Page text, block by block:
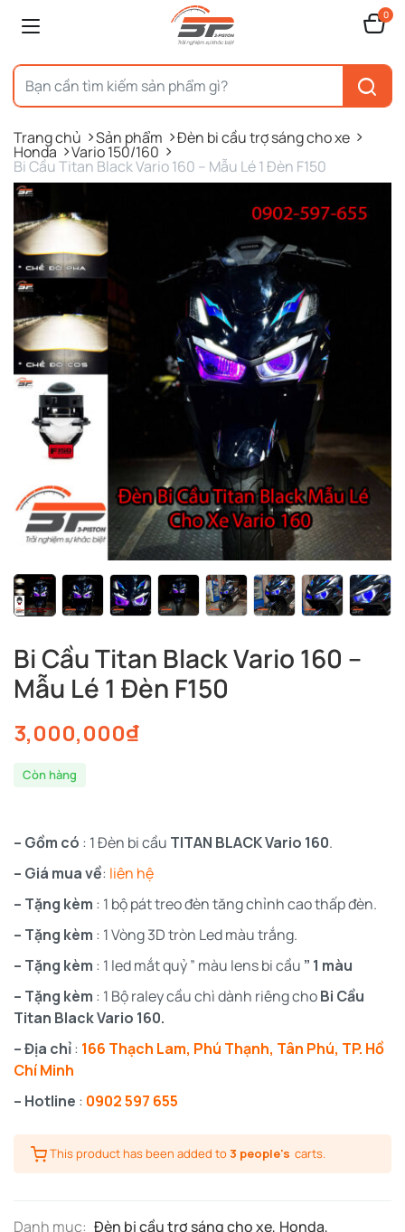
0
Trang chủ Sản phẩm Đèn bi cầu trợ sáng cho xe
Honda Vario 150/160
Bi Cầu Titan Black Vario 160 – Mẫu Lé 1 Đèn F150
Bi Cầu Titan Black Vario 160 –
Mẫu Lé 1 Đèn F150
3,000,000₫
Còn hàng
– Gồm có : 1 Đèn bi cầu TITAN BLACK Vario 160.
– Giá mua về: liên hệ
– Tặng kèm : 1 bộ pát treo đèn tăng chỉnh cao thấp đèn.
– Tặng kèm : 1 Vòng 3D tròn Led màu trắng.
– Tặng kèm : 1 led mắt quỷ ” màu lens bi cầu ” 1 màu
– Tặng kèm : 1 Bộ raley cầu chì dành riêng choBi Cầu
Titan Black Vario 160.
– Địa chỉ: 166 Thạch Lam, Phú Thạnh, Tân Phú, TP. Hồ
Chí Minh
– Hotline : 0902 597 655
This product has been added to 3 people's carts.
Danh mục: Đèn bi cầu trợ sáng cho xe, Honda,